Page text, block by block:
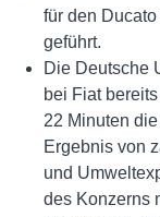
für den
geführt.
Die Deutsche
bei Fiat
22 Minuten
Ergebnis von
und
des Konzerns